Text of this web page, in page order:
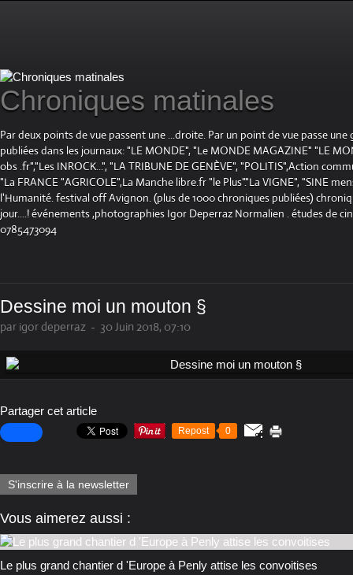
Chroniques matinales
Par deux points de vue passent une ...droite. Par un point de vue passe
publiées dans les journaux: "LE MONDE", "Le MONDE MAGAZINE" "LE
obs .fr","Les INROCK...", "LA TRIBUNE DE GENÈVE", "POLITIS",Action
"La FRANCE "AGRICOLE",La Manche libre.fr "le Plus"."La VIGNE", "SINE
l'Humanité. festival off Avignon. (plus de 1000 chroniques publiées)
jour....! événements ,photographies Igor Deperraz Normalien . études de
0785473094
Dessine moi un mouton §
par igor deperraz - 30 Juin 2018, 07:10
Partager cet article
Repost 0
S'inscrire à la newsletter
Vous aimerez aussi :
Le plus grand chantier d 'Europe à Penly attise les convoitises